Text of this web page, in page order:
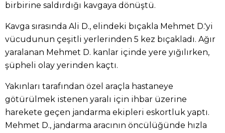
birbirine saldırdığı kavgaya dönüştü.
Kavga sırasında Ali D., elindeki bıçakla Mehmet D.'yi
vücudunun çeşitli yerlerinden 5 kez bıçakladı. Ağır
yaralanan Mehmet D. kanlar içinde yere yığılırken,
şüpheli olay yerinden kaçtı.
Yakınları tarafından özel araçla hastaneye
götürülmek istenen yaralı için ihbar üzerine
harekete geçen jandarma ekipleri eskortluk yaptı.
Mehmet D., jandarma aracının öncülüğünde hızla